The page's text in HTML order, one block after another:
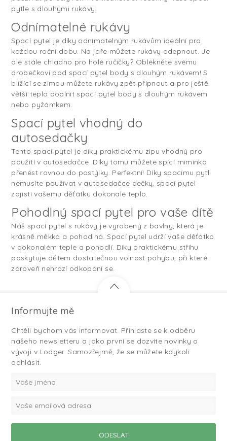
pytle s dlouhými rukávy.
Odnímatelné rukávy
Spací pytel je díky odnímatelným rukávům ideální pro
každou roční dobu. Na jaře můžete rukávy odepnout. Je
ale stále chladno pro holé ručičky? Oblékněte svému
drobečkovi pod spací pytel body s dlouhým rukávem! S
blížící se zimou můžete rukávy zpět připnout a pro ještě
větší teplo doplnit spací pytel body s dlouhým rukávem
nebo pyžámkem.
Spací pytel vhodný do
autosedačky
Tento spací pytel je díky praktickému zipu vhodný pro
použití v autosedačce. Díky tomu můžete spící miminko
přenést rovnou do postýlky. Perfektní! Díky spacímu pytli
nemusíte používat v autosedačce dečky, spací pytel
zajistí vašemu děťátku dokonalé teplo.
Pohodlný spací pytel pro vaše dítě
Náš spací pytel s rukávy je vyrobený z bavlny, která je
krásně měkká a pohodlná. Spací pytel udrží vaše děťátko
v dokonalém teple a pohodlí. Díky praktickému střihu
poskytuje dětem dostatečnou volnost pohybu, při které
zároveň nehrozí odkopání se.
Informujte mě
Chtěli bychom vás informovat. Přihlaste se k odběru
našeho newsletteru a jako první se dozvíte novinky o
vývoji v Lodger. Samozřejmě, že se můžete kdykoli
odhlásit.